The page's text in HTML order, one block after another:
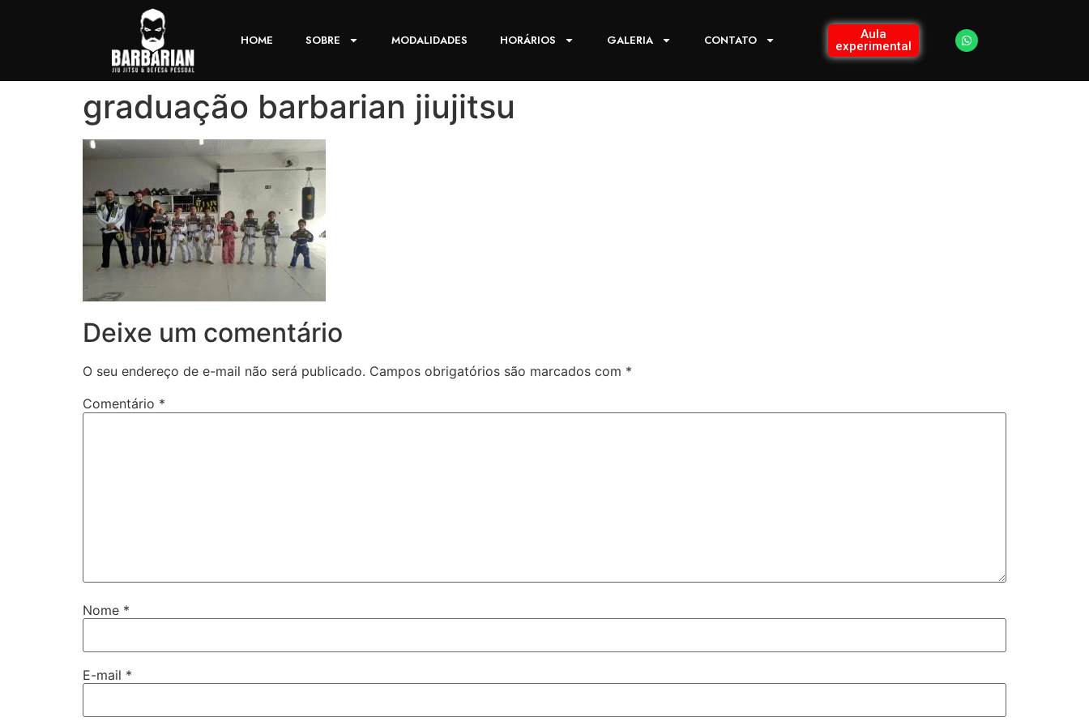
HOME SOBRE MODALIDADES HORÁRIOS GALERIA CONTATO
Aula
experimental
graduação barbarian jiujitsu
Deixe um comentário
O seu endereço de e-mail não será publicado. Campos obrigatórios são marcados com *
Comentário *
Nome *
E-mail *